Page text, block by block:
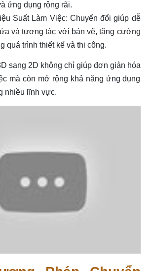
ứng dụng rộng rãi.
Suất Làm Việc: Chuyển đổi giúp dễ
và tương tác với bản vẽ, tăng cường
quá trình thiết kế và thi công.
sang 2D không chỉ giúp đơn giản hóa
mà còn mở rộng khả năng ứng dụng
nhiều lĩnh vực.